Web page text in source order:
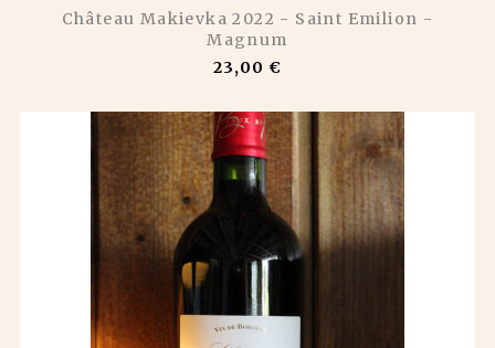
Château Makievka 2022 - Saint Emilion -
Magnum
23,00 €